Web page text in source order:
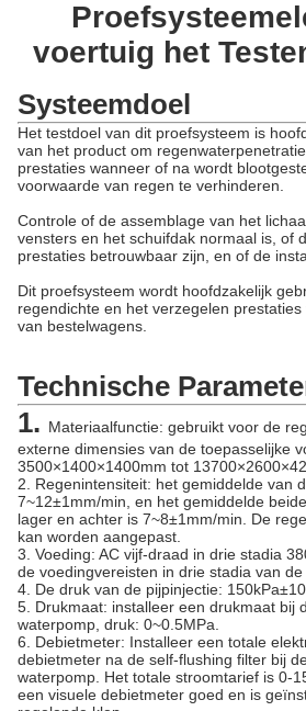
voertuig het
Systeemdoel
Het testdoel van dit proefsysteem is
van het product om
prestaties wanneer of na wordt
voorwaarde van regen te verhinderen.
Controle of de assemblage van het
vensters en het schuifdak normaal is, of
prestaties betrouwbaar zijn, en of de
Dit proefsysteem wordt hoofdzakelijk
regendichte en het verzegelen
van bestelwagens.
Technische
1. Materiaalfunctie: gebruikt voor de
externe dimensies van de toepasselijke
3500×1400×1400mm tot
2. Regenintensiteit: het gemiddelde van
7~12±1mm/min, en het gemiddelde
lager en achter is 7~8±1mm/min. De
kan worden aangepast.
3. Voeding: AC vijf-draad in drie stadia
de voedingvereisten in drie stadia van de
4. De druk van de pijpinjectie:
5. Drukmaat: installeer een drukmaat bij
waterpomp, druk: 0~0.5MPa.
6. Debietmeter: Installeer een totale
debietmeter na de self-flushing filter bij
waterpomp. Het totale stroomtarief is 0-
een visuele debietmeter goed en is